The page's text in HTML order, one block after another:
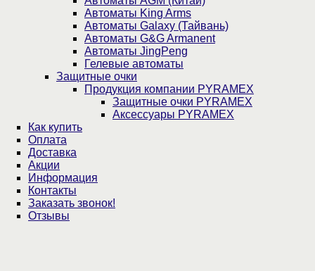
Автоматы King Arms
Автоматы Galaxy (Тайвань)
Автоматы G&G Armanent
Автоматы JingPeng
Гелевые автоматы
Защитные очки
Продукция компании PYRAMEX
Защитные очки PYRAMEX
Аксессуары PYRAMEX
Как купить
Оплата
Доставка
Акции
Информация
Контакты
Заказать звонок!
Отзывы